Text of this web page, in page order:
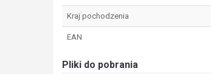
Kraj pochodzenia
EAN
Pliki do pobrania